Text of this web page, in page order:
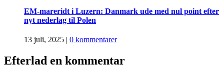
EM-mareridt i Luzern: Danmark ude med nul point efter
nyt nederlag til Polen
13 juli, 2025 | 0 kommentarer
Efterlad en kommentar